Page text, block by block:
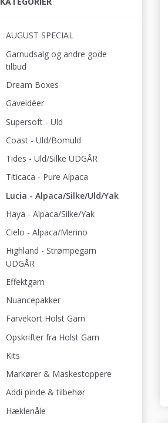
AUGUST SPECIAL
Garnudsalg og andre gode
tilbud
Dream Boxes
Gaveidéer
Supersoft - Uld
Coast - Uld/Bomuld
Tides - Uld/Silke UDGÅR
Titicaca - Pure Alpaca
Lucia - Alpaca/Silke/Uld/Yak
Haya - Alpaca/Silke/Yak
Cielo - Alpaca/Merino
Highland - Strømpegarn
UDGÅR
Effektgarn
Nuancepakker
Farvekort Holst Garn
Opskrifter fra Holst Garn
Kits
Markører & Maskestoppere
Addi pinde & tilbehør
Hæklenåle